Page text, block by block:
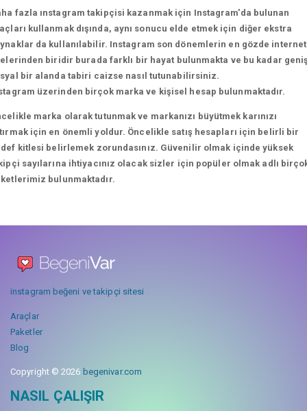
fazla ınstagram takipçisi kazanmak için Instagram'da bulunan
kullanmak dışında, aynı sonucu elde etmek için diğer ekstra
da kullanılabilir. Instagram son dönemlerin en gözde internet
biridir burada farklı bir hayat bulunmakta ve bu kadar
bir alanda tabiri caizse nasıl tutunabilirsiniz.
üzerinden birçok marka ve kişisel hesap bulunmaktadır.
marka olarak tutunmak ve markanızı büyütmek karınızı
için en önemli yoldur. Öncelikle satış hesapları için belirli bir
kitlesi belirlemek zorundasınız. Güvenilir olmak içinde yüksek
sayılarına ihtiyacınız olacak sizler için popüler olmak adlı
bulunmaktadır.
instagram beğeni ve takipçi sitesi
Araçlar
Paketler
Blog
Copyright © 2026 begenivar.com
NASIL ÇALIŞIR